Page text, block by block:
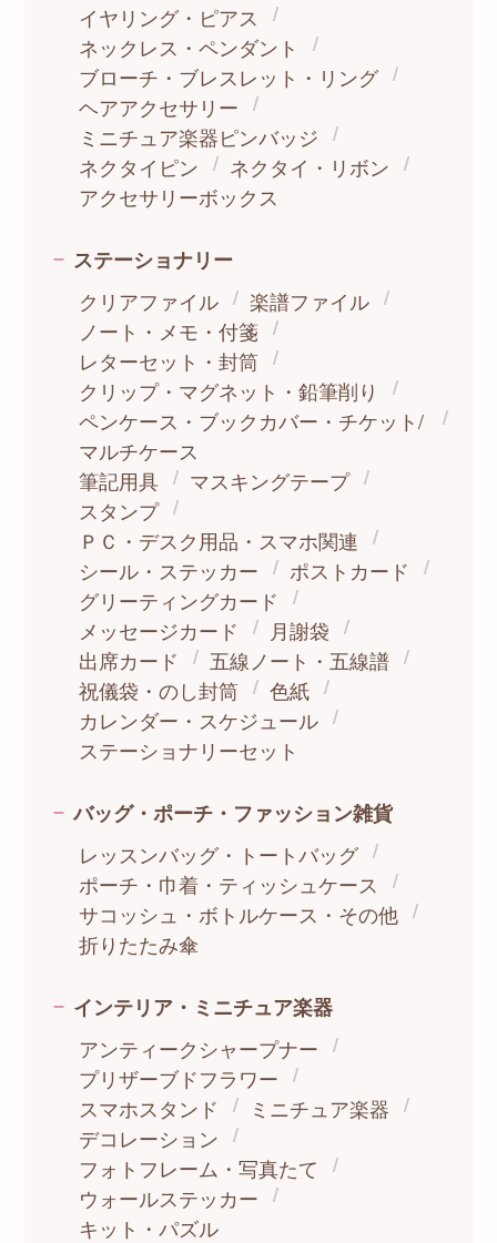
イヤリング・ピアス
ネックレス・ペンダント
ブローチ・ブレスレット・リング
ヘアアクセサリー
ミニチュア楽器ピンバッジ
ネクタイピン
ネクタイ・リボン
アクセサリーボックス
ステーショナリー
クリアファイル
楽譜ファイル
ノート・メモ・付箋
レターセット・封筒
クリップ・マグネット・鉛筆削り
ペンケース・ブックカバー・チケット/
マルチケース
筆記用具
マスキングテープ
スタンプ
ＰＣ・デスク用品・スマホ関連
シール・ステッカー
ポストカード
グリーティングカード
メッセージカード
月謝袋
出席カード
五線ノート・五線譜
祝儀袋・のし封筒
色紙
カレンダー・スケジュール
ステーショナリーセット
バッグ・ポーチ・ファッション雑貨
レッスンバッグ・トートバッグ
ポーチ・巾着・ティッシュケース
サコッシュ・ボトルケース・その他
折りたたみ傘
インテリア・ミニチュア楽器
アンティークシャープナー
プリザーブドフラワー
スマホスタンド
ミニチュア楽器
デコレーション
フォトフレーム・写真たて
ウォールステッカー
キット・パズル